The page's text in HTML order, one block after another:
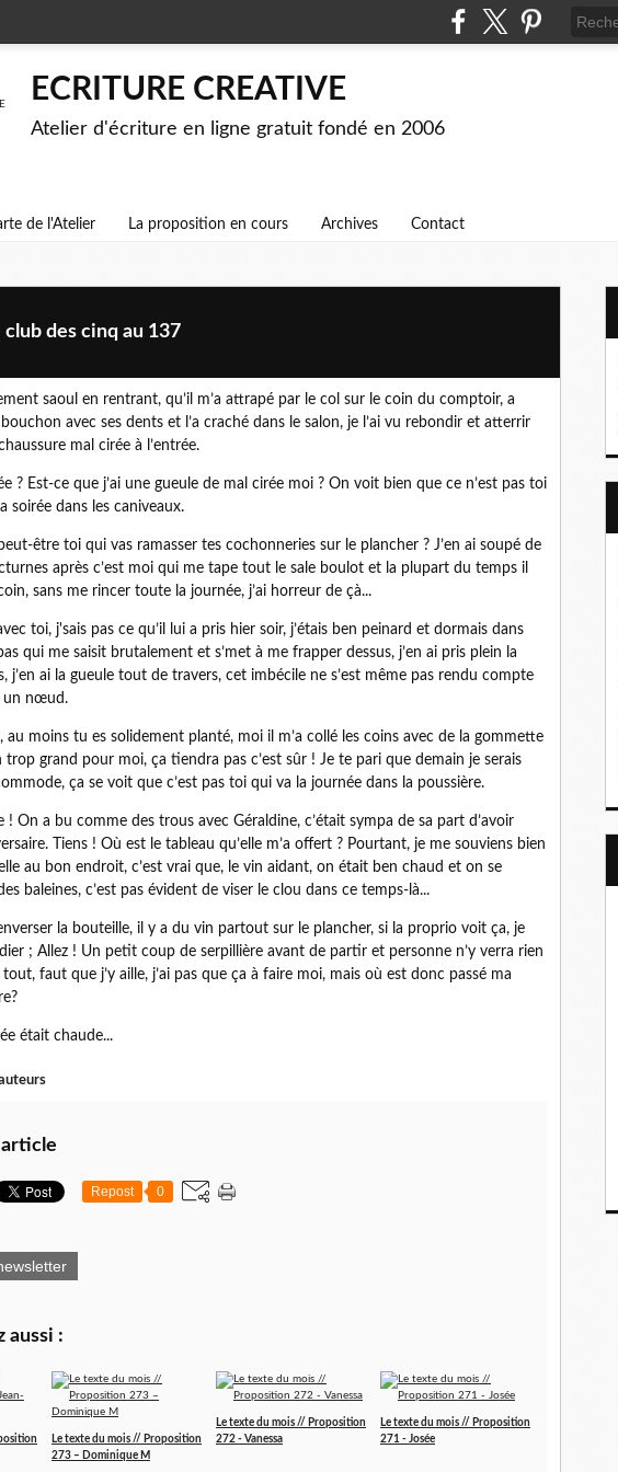
ECRITURE CREATIVE
Atelier d'écriture en ligne gratuit fondé en 2006
de l'Atelier La proposition en cours Archives Contact
club des cinq au 137
saoul en rentrant, qu’il m’a attrapé par le col sur le coin du comptoir, a
avec ses dents et l’a craché dans le salon, je l’ai vu rebondir et atterrir
mal cirée à l’entrée.
? Est-ce que j’ai une gueule de mal cirée moi ? On voit bien que ce n’est pas toi
soirée dans les caniveaux.
être toi qui vas ramasser tes cochonneries sur le plancher ? J’en ai soupé de
après c’est moi qui me tape tout le sale boulot et la plupart du temps il
sans me rincer toute la journée, j’ai horreur de çà...
toi, j'sais pas ce qu’il lui a pris hier soir, j’étais ben peinard et dormais dans
qui me saisit brutalement et s’met à me frapper dessus, j’en ai pris plein la
j’en ai la gueule tout de travers, cet imbécile ne s’est même pas rendu compte
un nœud.
au moins tu es solidement planté, moi il m’a collé les coins avec de la gommette
trop grand pour moi, ça tiendra pas c’est sûr ! Je te pari que demain je serais
ça se voit que c’est pas toi qui va la journée dans la poussière.
! On a bu comme des trous avec Géraldine, c’était sympa de sa part d’avoir
Tiens ! Où est le tableau qu’elle m’a offert ? Pourtant, je me souviens bien
elle au bon endroit, c’est vrai que, le vin aidant, on était ben chaud et on se
baleines, c’est pas évident de viser le clou dans ce temps-là...
la bouteille, il y a du vin partout sur le plancher, si la proprio voit ça, je
; Allez ! Un petit coup de serpillière avant de partir et personne n’y verra rien
tout, faut que j’y aille, j’ai pas que ça à faire moi, mais où est donc passé ma
était chaude...
Repost 0
aussi :
Le texte du mois // Proposition
273 – Dominique M
Le texte du mois // Proposition
272 - Vanessa
Le texte du mois // Proposition
271 - Josée